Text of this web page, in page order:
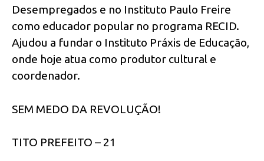
Desempregados e no Instituto Paulo Freire
como educador popular no programa RECID.
Ajudou a fundar o Instituto Práxis de Educação,
onde hoje atua como produtor cultural e
coordenador.
SEM MEDO DA REVOLUÇÃO!
TITO PREFEITO – 21